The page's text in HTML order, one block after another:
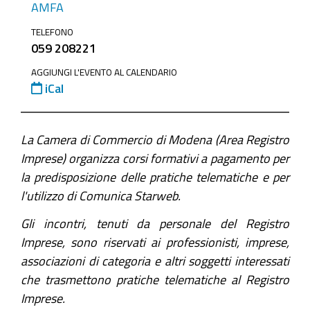
base-
starweb
Corso
base
Starweb
2026-
08-
10T10:00:00+02:00
2026-
08-
27
aprile
2016,
14.30
AMFA
TELEFONO
059 208221
AGGIUNGI L'EVENTO AL CALENDARIO
iCal
La Camera di Commercio di Modena (Area Registro
Imprese) organizza corsi formativi a pagamento per
la predisposizione delle pratiche telematiche e per
l'utilizzo di Comunica Starweb.
Gli incontri, tenuti da personale del Registro
Imprese, sono riservati ai professionisti, imprese,
associazioni di categoria e altri soggetti interessati
che trasmettono pratiche telematiche al Registro
Imprese.